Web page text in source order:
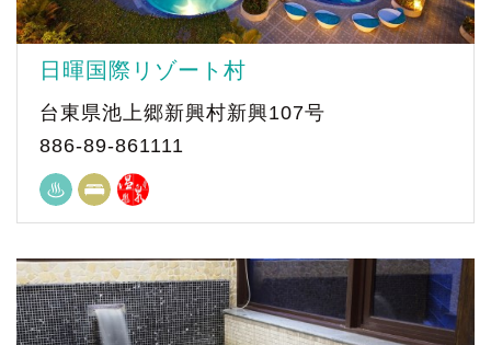
日暉国際リゾート村
台東県池上郷新興村新興107号
886-89-861111